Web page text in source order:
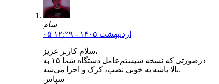
سام
۰۵ اردیبهشت ۱۴۰۵ - ۱۲:۲۹
سلام کاربر عزیز،
درصورتی که نسخه سیستم‌عامل دستگاه شما ۱۵ به
بالا باشه به خوبی نصب، کرک و اجرا می‌شه.
سپاس